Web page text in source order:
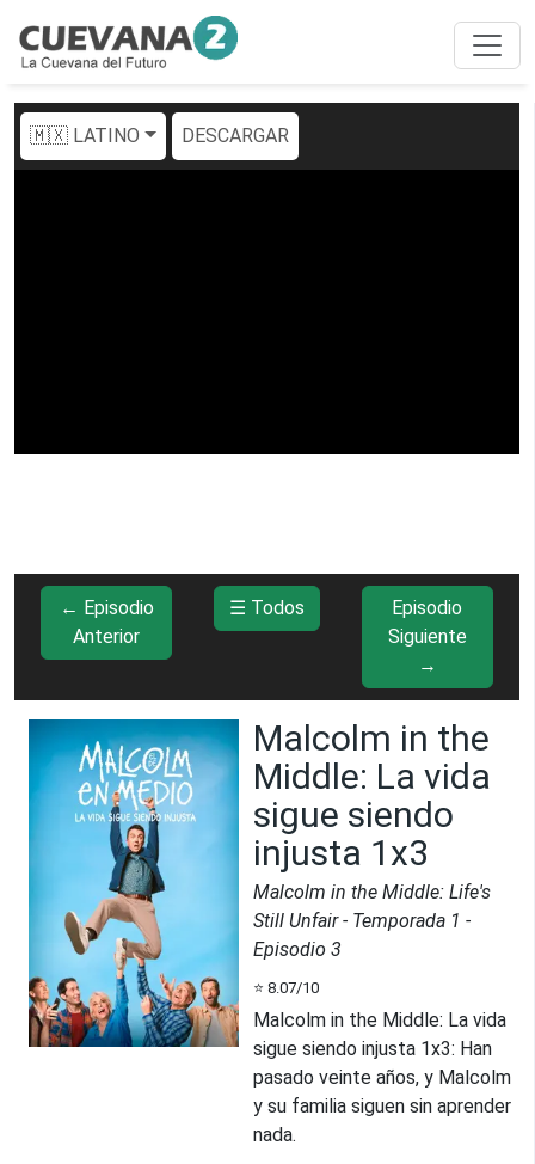
🇲🇽 LATINO DESCARGAR
← Episodio
Anterior
☰ Todos
Episodio
Siguiente
→
Malcolm in the
Middle: La vida
sigue siendo
injusta 1x3
Malcolm in the Middle: Life's
Still Unfair- Temporada 1 -
Episodio 3
⭐ 8.07/10
Malcolm in the Middle: La vida
sigue siendo injusta 1x3: Han
pasado veinte años, y Malcolm
y su familia siguen sin aprender
nada.